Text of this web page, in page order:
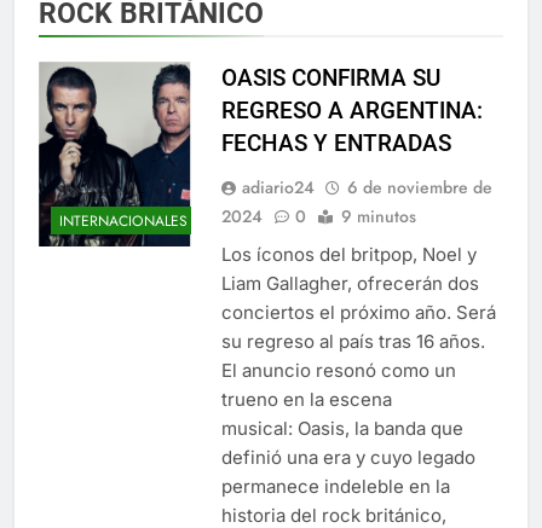
ROCK BRITÁNICO
INTERNACIONALES
OASIS CONFIRMA SU
REGRESO A ARGENTINA:
FECHAS Y ENTRADAS
adiario24
6 de noviembre de
2024
0 9 minutos
Los íconos del britpop, Noel y
Liam Gallagher, ofrecerán dos
conciertos el próximo año. Será
su regreso al país tras 16 años.
El anuncio resonó como un
trueno en la escena
musical: Oasis, la banda que
definió una era y cuyo legado
permanece indeleble en la
historia del rock británico,